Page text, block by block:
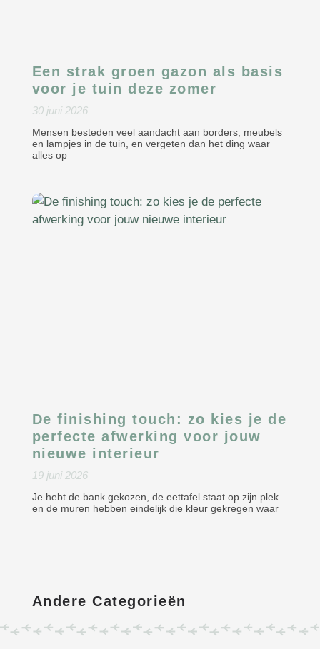
Een strak groen gazon als basis
voor je tuin deze zomer
30 juni 2026
Mensen besteden veel aandacht aan borders, meubels
en lampjes in de tuin, en vergeten dan het ding waar
alles op
De finishing touch: zo kies je de
perfecte afwerking voor jouw
nieuwe interieur
19 juni 2026
Je hebt de bank gekozen, de eettafel staat op zijn plek
en de muren hebben eindelijk die kleur gekregen waar
Andere Categorieën